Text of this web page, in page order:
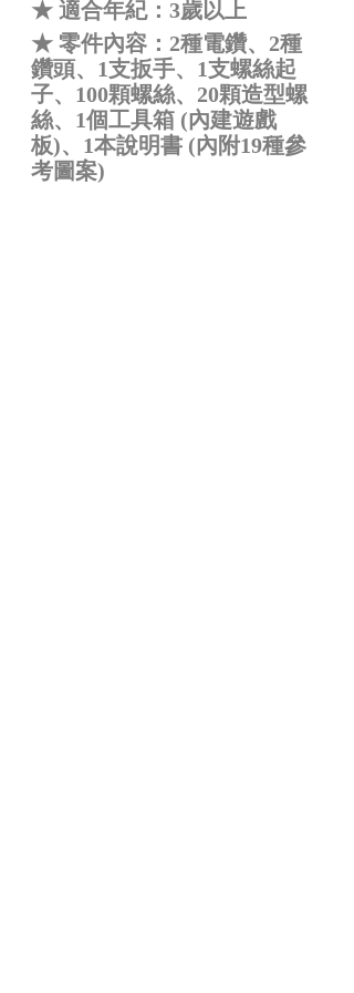
★ 適合年紀：3歲以上
★ 零件內容：2種電鑽、2種
鑽頭、1支扳手、1支螺絲起
子、100顆螺絲、20顆造型螺
絲、1個工具箱 (內建遊戲
板)、1本說明書 (內附19種參
考圖案)